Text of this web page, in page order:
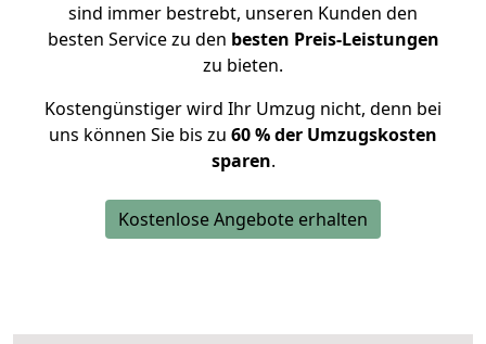
sind immer bestrebt, unseren Kunden den
besten Service zu den besten Preis-Leistungen
zu bieten.
Kostengünstiger wird Ihr Umzug nicht, denn bei
uns können Sie bis zu 60 % der Umzugskosten
sparen.
Kostenlose Angebote erhalten